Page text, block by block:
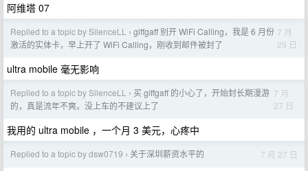
阿维塔 07
Replied to a topic by SilenceLL › giffgaff 别开 WiFi Calling，我是 6 月份
激活的实体卡，早上开了 WiFi Calling，刚收到邮件被封了
7 月
29 日
ultra mobile 毫无影响
Replied to a topic by SilenceLL › 买 giffgaff 的小心了，开始封长期漫游
的，真是流年不爽。没上车的不建议上了
7 月
27 日
我用的 ultra mobile ，一个月 3 美元，心疼中
Replied to a topic by dsw0719 › 关于深圳薪资水平的 7 月 27 日